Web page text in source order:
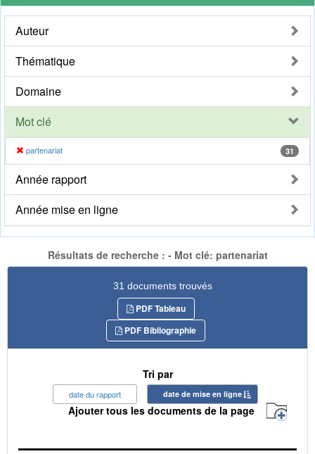
Auteur
Thématique
Domaine
Mot clé
partenariat 31
Année rapport
Année mise en ligne
Résultats de recherche : - Mot clé: partenariat
31 documents trouvés
PDF Tableau
PDF Bibliographie
Tri par
date du rapport date de mise en ligne
Ajouter tous les documents de la page